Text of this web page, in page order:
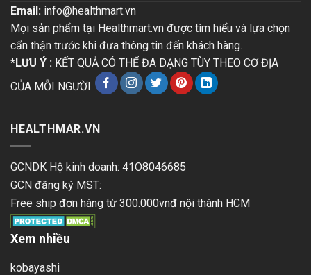
Email: info@healthmart.vn
Mọi sản phẩm tại Healthmart.vn được tìm hiểu và lựa chọn
cẩn thận trước khi đưa thông tin đến khách hàng.
*LƯU Ý : KẾT QUẢ CÓ THỂ ĐA DẠNG TÙY THEO CƠ ĐỊA
CỦA MỖI NGƯỜI
HEALTHMAR.VN
GCNDK Hộ kinh doanh: 41O8046685
GCN đăng ký MST:
Free ship đơn hàng từ 300.000vnđ nội thành HCM
Xem nhiều
kobayashi